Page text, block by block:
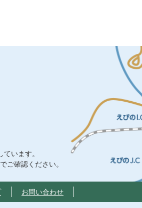
います。
ご確認ください。
お問い合わせ